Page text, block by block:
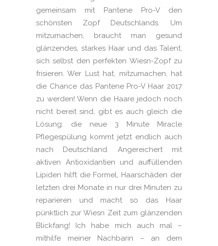
gemeinsam mit Pantene Pro-V den
schönsten Zopf Deutschlands. Um
mitzumachen, braucht man gesund
glänzendes, starkes Haar und das Talent,
sich selbst den perfekten Wiesn-Zopf zu
frisieren. Wer Lust hat, mitzumachen, hat
die Chance das Pantene Pro-V Haar 2017
zu werden! Wenn die Haare jedoch noch
nicht bereit sind, gibt es auch gleich die
Lösung: die neue 3 Minute Miracle
Pflegespülung kommt jetzt endlich auch
nach Deutschland. Angereichert mit
aktiven Antioxidantien und auffüllenden
Lipiden hilft die Formel, Haarschäden der
letzten drei Monate in nur drei Minuten zu
reparieren und macht so das Haar
pünktlich zur Wiesn Zeit zum glänzenden
Blickfang! Ich habe mich auch mal –
mithilfe meiner Nachbarin – an dem